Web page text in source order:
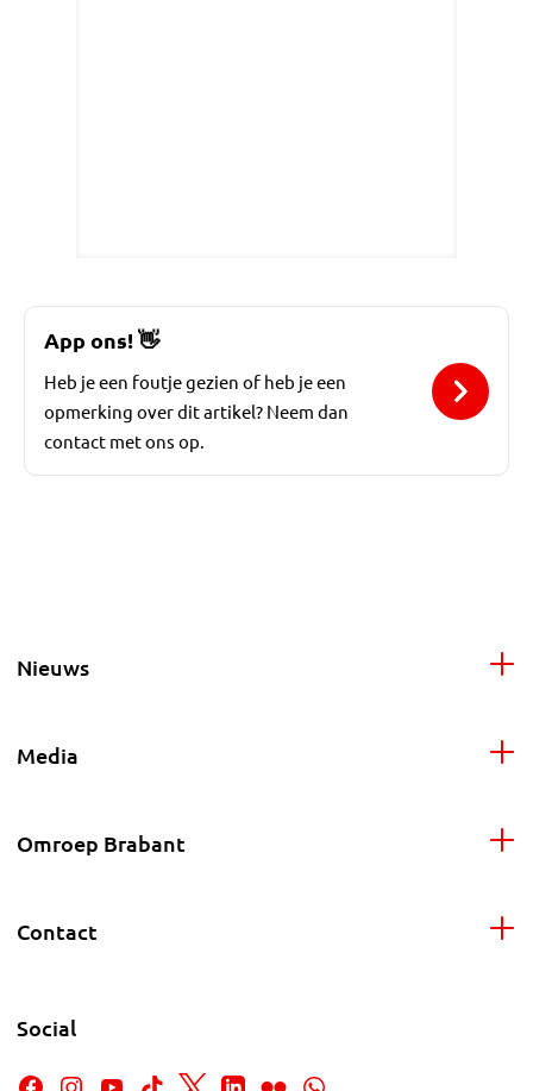
App ons!👋
Heb je een foutje gezien of heb je een
opmerking over dit artikel? Neem dan
contact met ons op.
Nieuws
Media
Omroep Brabant
Contact
Social